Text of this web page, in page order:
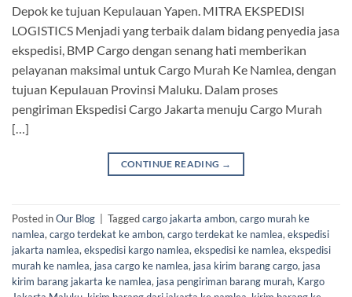
Depok ke tujuan Kepulauan Yapen. MITRA EKSPEDISI
LOGISTICS Menjadi yang terbaik dalam bidang penyedia jasa
ekspedisi, BMP Cargo dengan senang hati memberikan
pelayanan maksimal untuk Cargo Murah Ke Namlea, dengan
tujuan Kepulauan Provinsi Maluku. Dalam proses
pengiriman Ekspedisi Cargo Jakarta menuju Cargo Murah
[…]
CONTINUE READING →
Posted inOur Blog Taggedcargo jakarta ambon, cargo murah ke
namlea, cargo terdekat ke ambon, cargo terdekat ke namlea, ekspedisi
jakarta namlea, ekspedisi kargo namlea, ekspedisi ke namlea, ekspedisi
murah ke namlea, jasa cargo ke namlea, jasa kirim barang cargo, jasa
kirim barang jakarta ke namlea, jasa pengiriman barang murah, Kargo